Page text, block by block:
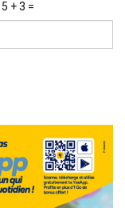
5 + 3 =